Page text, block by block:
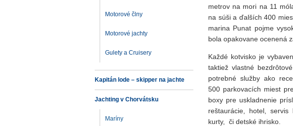
Motorové člny
Motorové jachty
Gulety a Cruisery
Kapitán lode – skipper na jachte
Jachting v Chorvátsku
Maríny
metrov na mori na 11
na súši a ďalších 400
marina Punat pojme
bola opakovane ocenená
Každé kotvisko je
taktiež vlastné
potrebné služby ako
500 parkovacích miest
boxy pre uskladnenie
reštaurácie, hotel,
kurty, či detské ihrisko.